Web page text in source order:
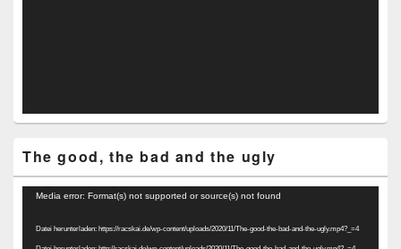
The good, the bad and the ugly
Video-
Media error: Format(s) not supported or source(s) not found
Datei herunterladen: https://racskai.de/wp-content/uploads/2020/11/The-good-the-bad-and-the-ugly.mp4?_=4